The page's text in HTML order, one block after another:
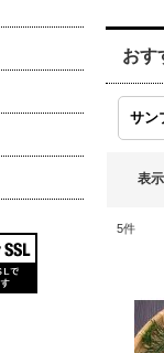
おす
サン
表
5件